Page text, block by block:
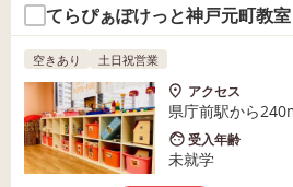
てらぴぁぽけっと神戸元町教室
空きあり 土日祝営業
アクセス
県庁前駅から
受入年齢
未就学